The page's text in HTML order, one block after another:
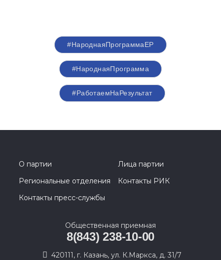
#НароднаяПрограммаЕР
#НароднаяПрограмма
#РаботаемНаРезультат
О партии
Лица партии
Региональные отделения
Контакты РИК
Контакты пресс-службы
Общественная приемная
8(843) 238-10-00
420111, г. Казань, ул. К.Маркса, д. 31/7